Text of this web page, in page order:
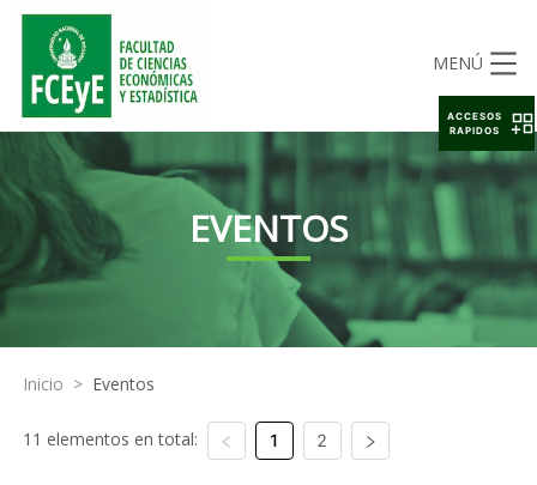
MENÚ
EVENTOS
Inicio > Eventos
11 elementos en total: 1 2
ACCESOS
RAPIDOS